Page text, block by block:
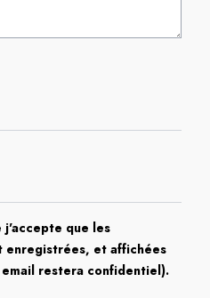
j'accepte que les
enregistrées, et affichées
restera confidentiel).